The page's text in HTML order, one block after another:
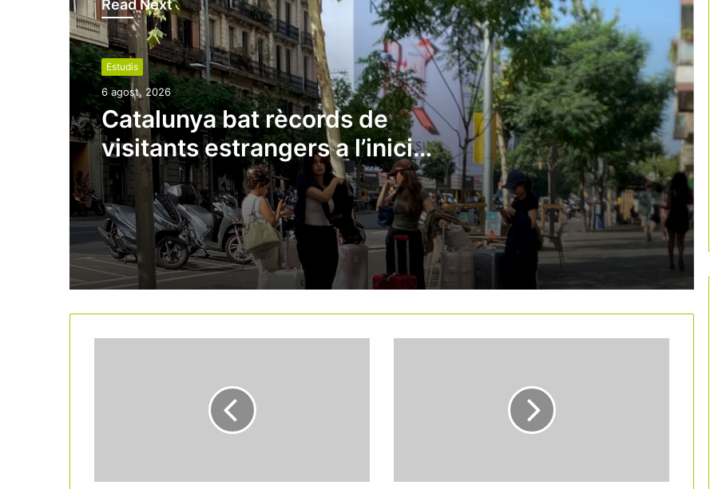
Read Next
Estudis
6 agost, 2026
Catalunya bat rècords de
visitants estrangers a l’inici
de l’estiu
Quin impacte tindrà el viatge del papa
Lleó XIV en el sector turístic espanyol?
L’Informe Fènix atribueix al turisme
part de la pèrdua de productivitat
catalana
L’aeroport del Prat manté el
creixement i supera els 5,1 milions de
passatgers a l’abril
L’eclipsi solar del 2026 podria generar
més de 360 milions d’euros en
despesa turística a Espanya
Catalunya tanca una Setmana Santa
El 56% dels barcelonins dona suport a